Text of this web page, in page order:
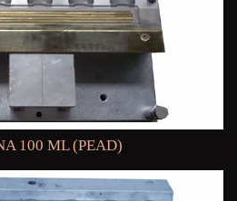
100 ML (PEAD)